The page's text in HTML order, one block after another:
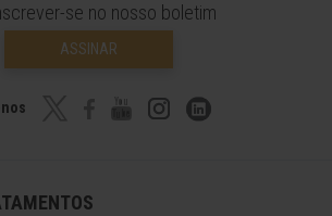
se no nosso boletim
ASSINAR